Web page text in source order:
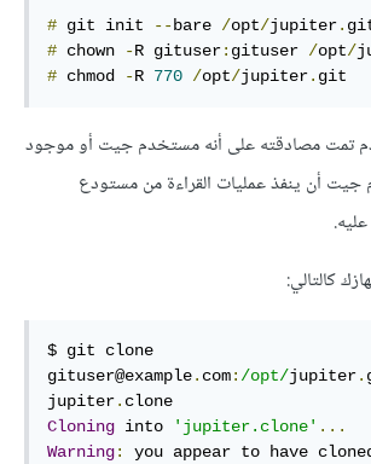
# git init --bare /opt/jupiter.
# chown -R gituser: gituser /opt/
# chmod -R 770 /opt/jupiter. git
تمت مصادقته على أنه مستخدم جيت أو موجود
أن ينفذ عمليات القراءة من مستودع
كالتالي:
$ git clone
gituser@example. com: /opt/jupiter.
jupiter.
Cloning into 'jupiter.clone' ...
Warning:
you appear to have